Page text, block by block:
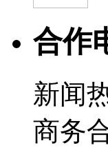
合作
新闻
商务